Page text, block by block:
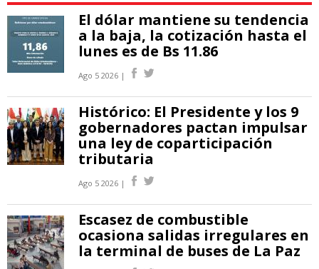
El dólar mantiene su tendencia
a la baja, la cotización hasta el
lunes es de Bs 11.86
Ago 5 2026 |
Histórico: El Presidente y los 9
gobernadores pactan impulsar
una ley de coparticipación
tributaria
Ago 5 2026 |
Escasez de combustible
ocasiona salidas irregulares en
la terminal de buses de La Paz